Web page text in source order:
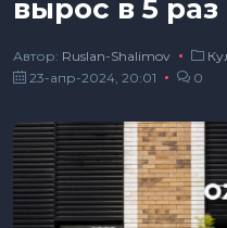
вырос в 5 раз
Автор: Ruslan-Shalimov
23-апр-2024, 20:01
0